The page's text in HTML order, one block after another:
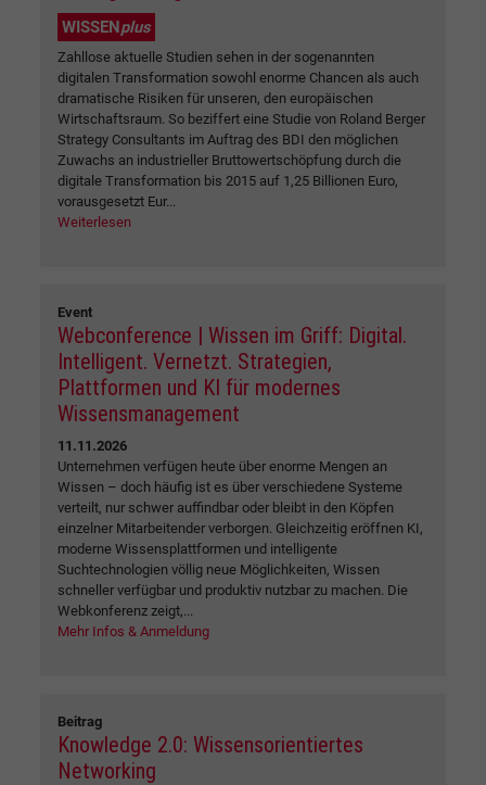
WISSENplus
Zahllose aktuelle Studien sehen in der sogenannten
digitalen Transformation sowohl enorme Chancen als auch
dramatische Risiken für unseren, den europäischen
Wirtschaftsraum. So beziffert eine Studie von Roland Berger
Strategy Consultants im Auftrag des BDI den möglichen
Zuwachs an industrieller Bruttowertschöpfung durch die
digitale Transformation bis 2015 auf 1,25 Billionen Euro,
vorausgesetzt Eur...
Weiterlesen
Event
Webconference | Wissen im Griff: Digital.
Intelligent. Vernetzt. Strategien,
Plattformen und KI für modernes
Wissensmanagement
11.11.2026
Unternehmen verfügen heute über enorme Mengen an
Wissen – doch häufig ist es über verschiedene Systeme
verteilt, nur schwer auffindbar oder bleibt in den Köpfen
einzelner Mitarbeitender verborgen. Gleichzeitig eröffnen KI,
moderne Wissensplattformen und intelligente
Suchtechnologien völlig neue Möglichkeiten, Wissen
schneller verfügbar und produktiv nutzbar zu machen. Die
Webkonferenz zeigt,...
Mehr Infos & Anmeldung
Beitrag
Knowledge 2.0: Wissensorientiertes
Networking